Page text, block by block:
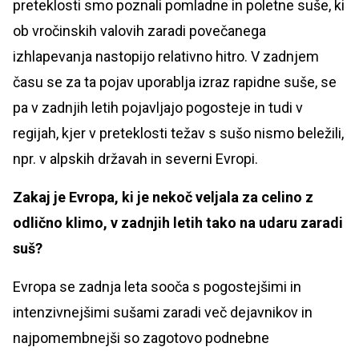
preteklosti smo poznali pomladne in poletne suše, ki
ob vročinskih valovih zaradi povečanega
izhlapevanja nastopijo relativno hitro. V zadnjem
času se za ta pojav uporablja izraz rapidne suše, se
pa v zadnjih letih pojavljajo pogosteje in tudi v
regijah, kjer v preteklosti težav s sušo nismo beležili,
npr. v alpskih državah in severni Evropi.
Zakaj je Evropa, ki je nekoč veljala za celino z
odlično klimo, v zadnjih letih tako na udaru zaradi
suš?
Evropa se zadnja leta sooča s pogostejšimi in
intenzivnejšimi sušami zaradi več dejavnikov in
najpomembnejši so zagotovo podnebne